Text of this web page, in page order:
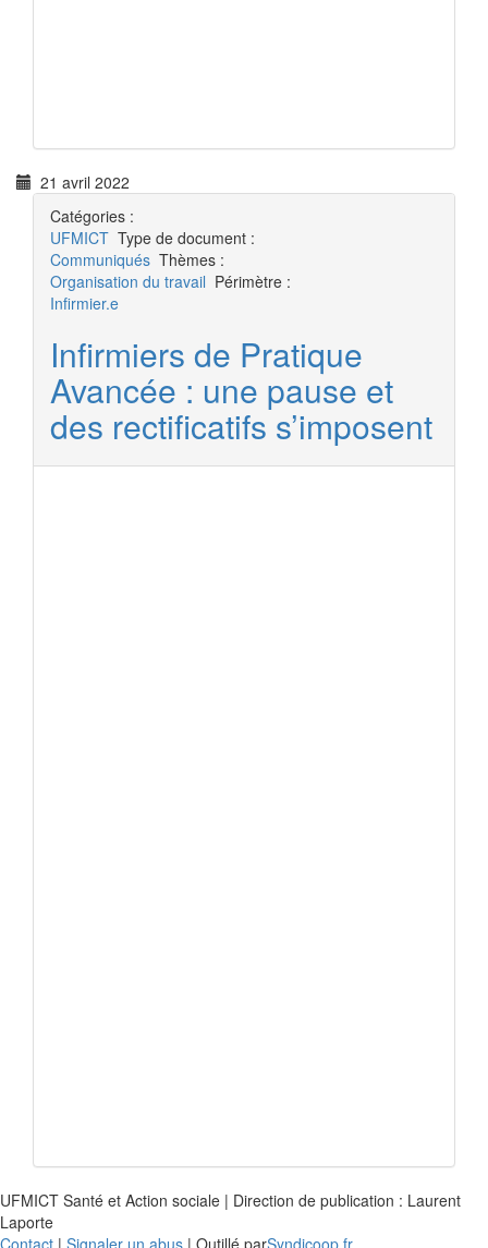
21 avril 2022
Catégories :
UFMICT Type de document :
Communiqués Thèmes :
Organisation du travail Périmètre :
Infirmier.e
Infirmiers de Pratique
Avancée : une pause et
des rectificatifs s’imposent
UFMICT Santé et Action sociale | Direction de publication : Laurent
Laporte
Contact | Signaler un abus | Outillé parSyndicoop.fr